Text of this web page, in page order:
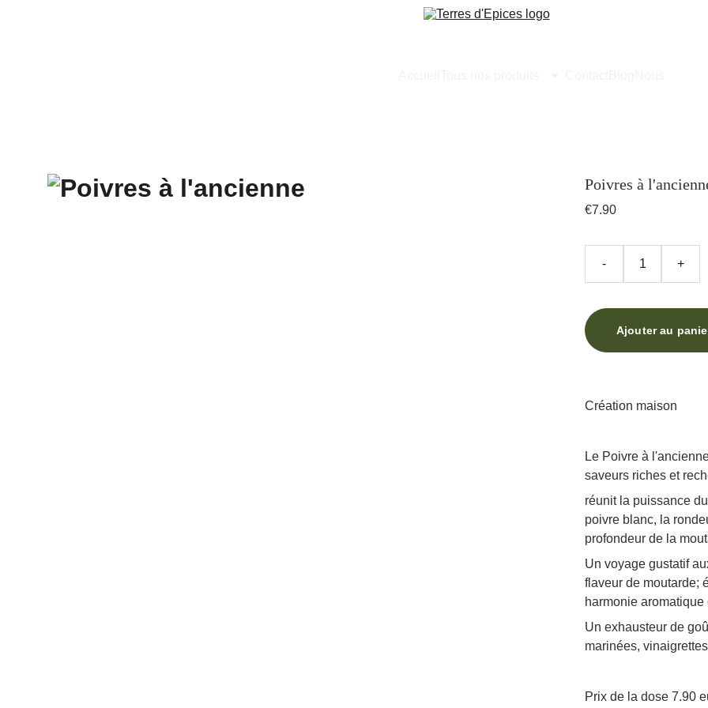
Poivres à
€7.90
- +
Ajouter au
Création maison
Le Poivre à
saveurs riches et
réunit la puissance
poivre blanc, la
profondeur de la
Un voyage gustatif
flaveur de moutarde;
harmonie
Un exhausteur de
marinées,
Prix de la dose 7.90